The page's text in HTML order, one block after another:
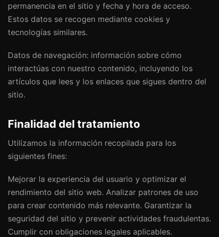
permanencia en el sitio y fecha y hora de acceso.
Estos datos se recogen mediante cookies y
tecnologías similares.
Datos de navegación: información sobre cómo
interactúas con nuestro contenido, incluyendo los
artículos que lees y los enlaces que sigues dentro del
sitio.
Finalidad del tratamiento
Utilizamos la información recopilada para los
siguientes fines:
Mejorar la experiencia del usuario y optimizar el
rendimiento del sitio web. Analizar patrones de uso
para crear contenido más relevante. Garantizar la
seguridad del sitio y prevenir actividades fraudulentas.
Cumplir con obligaciones legales aplicables.